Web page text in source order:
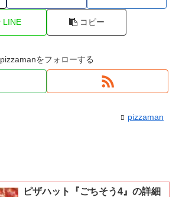
LINE コピー
pizzamanをフォローする
pizzaman
ピザハット『ごちそう4』の詳細